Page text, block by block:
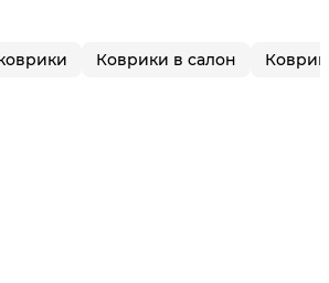
Коврики в салон